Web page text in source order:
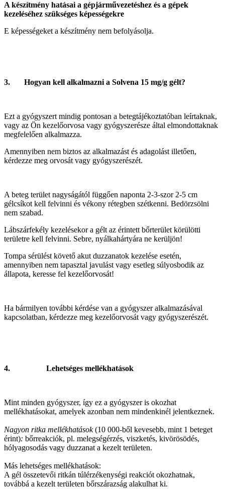
A készítmény hatásai a gépjárművezetéshez és a gépek
kezeléséhez szükséges képességekre
E képességeket a készítmény nem befolyásolja.
3. Hogyan kell alkalmazni a Solvena 15 mg/g gélt?
Ezt a gyógyszert mindig pontosan a betegtájékoztatóban leírtaknak,
vagy az Ön kezelőorvosa vagy gyógyszerésze által elmondottaknak
megfelelően alkalmazza.
Amennyiben nem biztos az alkalmazást és adagolást illetően,
kérdezze meg orvosát vagy gyógyszerészét.
A beteg terület nagyságától függően naponta 2-3-szor 2-5 cm
gélcsíkot kell felvinni és vékony rétegben szétkenni. Bedörzsölni
nem szabad.
Lábszárfekély kezelésekor a gélt az érintett bőrterület körülötti
területre kell felvinni. Sebre, nyálkahártyára ne kerüljön!
Tompa sérülést követő akut duzzanatok kezelése esetén,
amennyiben nem tapasztal javulást vagy esetleg súlyosbodik az
állapota, keresse fel kezelőorvosát!
Ha bármilyen további kérdése van a gyógyszer alkalmazásával
kapcsolatban, kérdezze meg kezelőorvosát vagy gyógyszerészét.
4. Lehetséges mellékhatások
Mint minden gyógyszer, így ez a gyógyszer is okozhat
mellékhatásokat, amelyek azonban nem mindenkinél jelentkeznek.
Nagyon ritka mellékhatások(10 000-ből kevesebb, mint 1 beteget
érint): bőrreakciók, pl. melegségérzés, viszketés, kivörösödés,
hólyagosodás vagy duzzanat a kezelt területen.
Más lehetséges mellékhatások:
A gél összetevői ritkán túlérzékenységi reakciót okozhatnak,
továbbá a kezelt területen bőrszárazság alakulhat ki.